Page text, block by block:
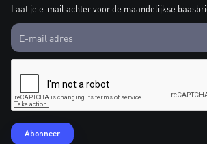
Laat je e-mail achter voor de maandelijkse